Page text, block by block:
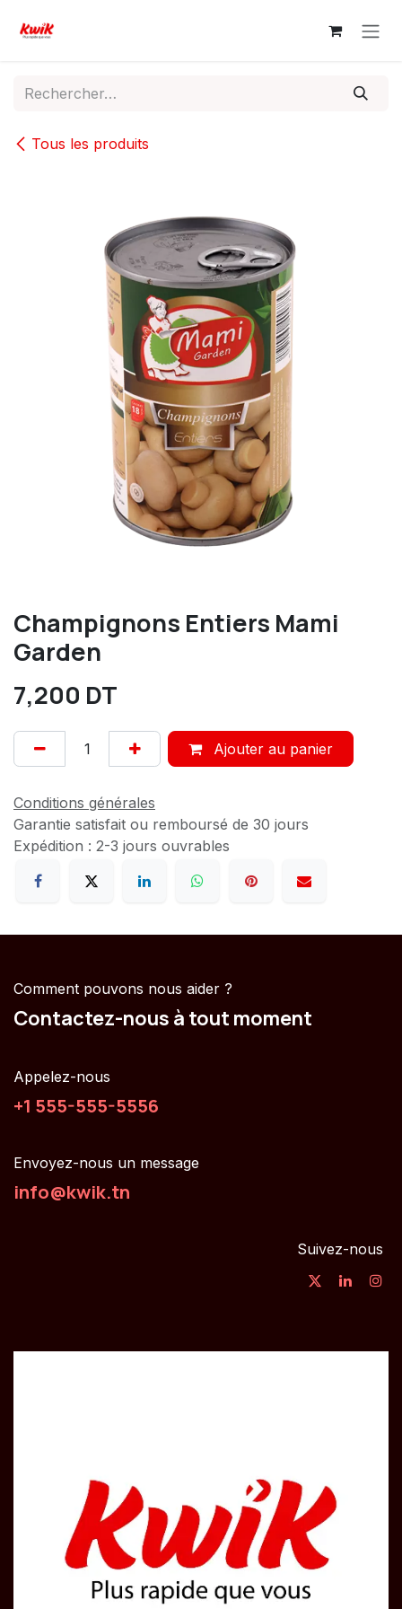
Tous les produits
Champignons Entiers Mami
Garden
7,200 DT
Ajouter au panier
Conditions générales
Garantie satisfait ou remboursé de 30 jours
Expédition : 2-3 jours ouvrables
Comment pouvons nous aider ?
Contactez-nous à tout moment
Appelez-nous
+1 555-555-5556
Envoyez-nous un message
info@kwik.tn
Suivez-nous